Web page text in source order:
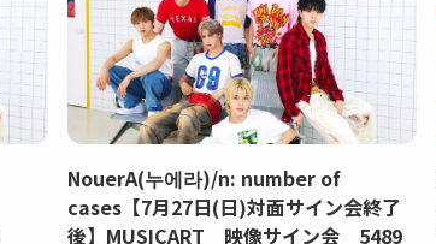
NouerA(누에라)/n: number of
cases【7月27日(日)対面サイン会終了
後】MUSICART 映像サイン会 5489